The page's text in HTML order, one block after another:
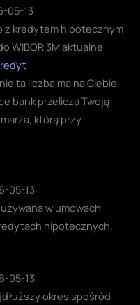
05-13
z kredytem hipotecznym
WIBOR 3M aktualne
ta liczba ma na Ciebie
bank przelicza Twoją
którą przy
05-13
w umowach
hipotecznych.
05-13
okres spośród